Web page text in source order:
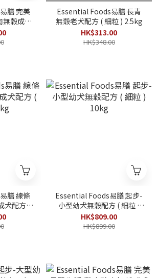
膳 完美
無穀成犬
配方 ( 大粒 ) 10kg
Essential Foods易膳 長青
無穀老犬配方 ( 細粒 ) 2.5kg
HK$313.00
HK$348.00
膳 線條
犬配方 (
Essential Foods易膳 起步-
小型幼犬無穀配方 ( 細粒 )
10kg
HK$809.00
HK$899.00